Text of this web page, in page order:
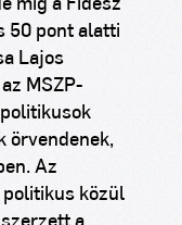
míg a Fidesz
50 pont alatti
Lajos
MSZP-
örvendenek,
Az
közül